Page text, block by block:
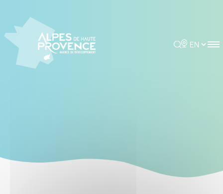
Rechercher
Choisir la